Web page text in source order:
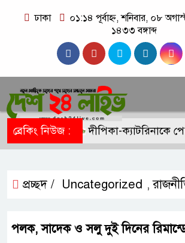
ঢাকা
০১:১৪ পূর্বাহ্ন, শনিবার, ০৮
১৪৩৩ বঙ্গাব্দ
ব্রেকিং নিউজ : দীপিকা-ক্যাটরিনাকে
প্রচ্ছদ / Uncategorized ,
পলক, সাদেক ও সলু দুই দিনের